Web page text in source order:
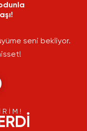
seni bekliyor.